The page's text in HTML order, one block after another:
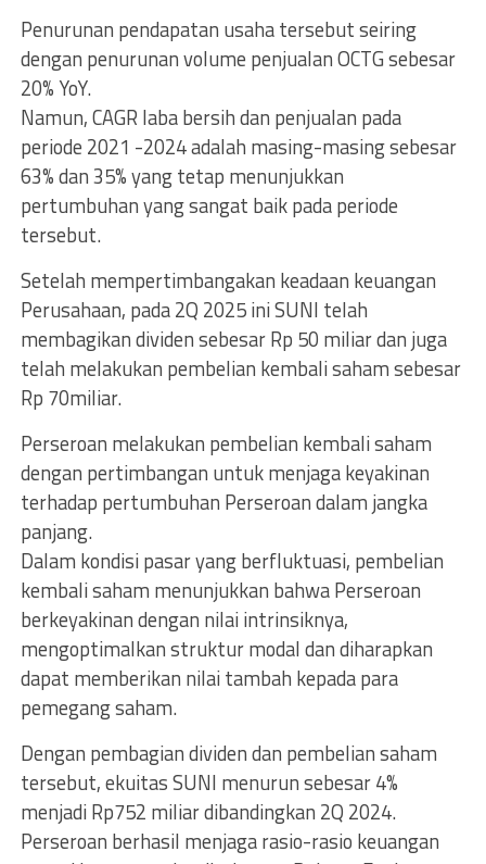
Penurunan pendapatan usaha tersebut seiring
dengan penurunan volume penjualan OCTG sebesar
20% YoY.
Namun, CAGR laba bersih dan penjualan pada
periode 2021 -2024 adalah masing-masing sebesar
63% dan 35% yang tetap menunjukkan
pertumbuhan yang sangat baik pada periode
tersebut.
Setelah mempertimbangakan keadaan keuangan
Perusahaan, pada 2Q 2025 ini SUNI telah
membagikan dividen sebesar Rp 50 miliar dan juga
telah melakukan pembelian kembali saham sebesar
Rp 70miliar.
Perseroan melakukan pembelian kembali saham
dengan pertimbangan untuk menjaga keyakinan
terhadap pertumbuhan Perseroan dalam jangka
panjang.
Dalam kondisi pasar yang berfluktuasi, pembelian
kembali saham menunjukkan bahwa Perseroan
berkeyakinan dengan nilai intrinsiknya,
mengoptimalkan struktur modal dan diharapkan
dapat memberikan nilai tambah kepada para
pemegang saham.
Dengan pembagian dividen dan pembelian saham
tersebut, ekuitas SUNI menurun sebesar 4%
menjadi Rp752 miliar dibandingkan 2Q 2024.
Perseroan berhasil menjaga rasio-rasio keuangan